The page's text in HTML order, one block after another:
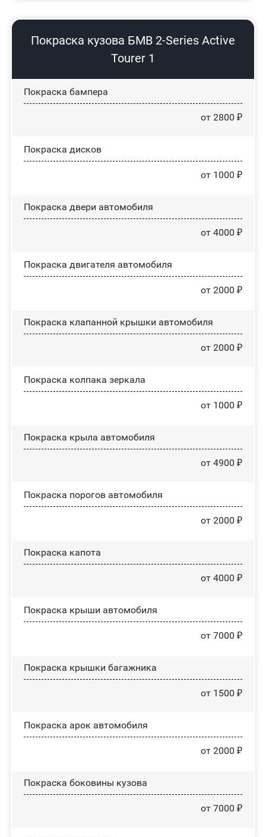
Покраска кузова БМВ 2-Series Active
Tourer 1
Покраска бампера
от 2800 ₽
Покраска дисков
от 1000 ₽
Покраска двери автомобиля
от 4000 ₽
Покраска двигателя автомобиля
от 2000 ₽
Покраска клапанной крышки автомобиля
от 2000 ₽
Покраска колпака зеркала
от 1000 ₽
Покраска крыла автомобиля
от 4900 ₽
Покраска порогов автомобиля
от 2000 ₽
Покраска капота
от 4000 ₽
Покраска крыши автомобиля
от 7000 ₽
Покраска крышки багажника
от 1500 ₽
Покраска арок автомобиля
от 2000 ₽
Покраска боковины кузова
от 7000 ₽